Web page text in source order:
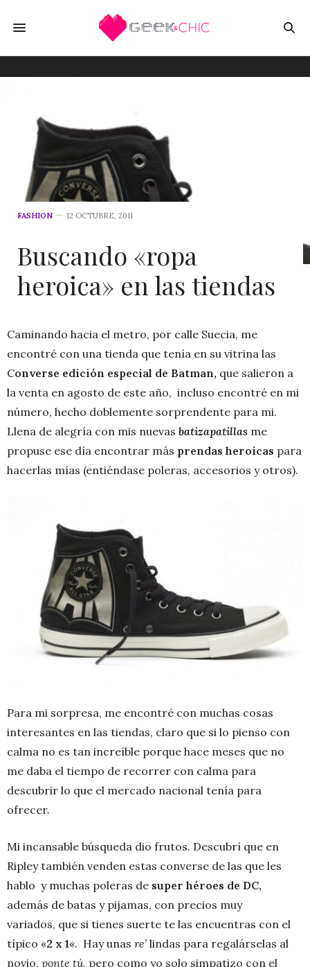
FASHION 12 OCTUBRE, 2011
Buscando «ropa
heroica» en las tiendas
Caminando hacia el metro, por calle Suecia, me
encontré con una tienda que tenía en su vitrina las
Converse edición especial de Batman, que salieron a
la venta en agosto de este año, incluso encontré en mi
número, hecho doblemente sorprendente para mi.
Llena de alegría con mis nuevas batizapatillas me
propuse ese día encontrar más prendas heroicas para
hacerlas mías (entiéndase poleras, accesorios y otros).
Para mi sorpresa, me encontré con muchas cosas
interesantes en las tiendas, claro que si lo pienso con
calma no es tan increíble porque hace meses que no
me daba el tiempo de recorrer con calma para
descubrir lo que el mercado nacional tenía para
ofrecer.
Mi incansable búsqueda dio frutos. Descubrí que en
Ripley también venden estas converse de las que les
hablo y muchas poleras de super héroes de DC,
además de batas y pijamas, con precios muy
variados, que si tienes suerte te las encuentras con el
típico «2 x 1«. Hay unas re’ lindas para regalárselas al
novio, ponte tú, pero como yo solo simpatizo con el